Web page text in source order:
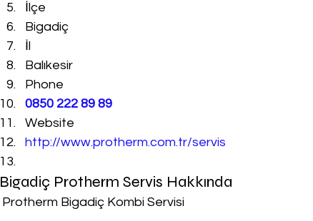
İlçe
Bigadiç
İl
Balıkesir
Phone
0850 222 89 89
Website
http://www.protherm.com.tr/servis
Bigadiç Protherm Servis Hakkında
Protherm Bigadiç Kombi Servisi